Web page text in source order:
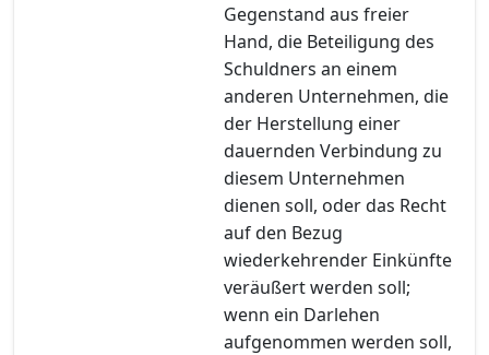
Gegenstand aus freier
Hand, die Beteiligung des
Schuldners an einem
anderen Unternehmen, die
der Herstellung einer
dauernden Verbindung zu
diesem Unternehmen
dienen soll, oder das Recht
auf den Bezug
wiederkehrender Einkünfte
veräußert werden soll;
wenn ein Darlehen
aufgenommen werden soll,